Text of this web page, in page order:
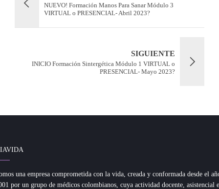
NUEVO! Formación Manos Para Sanar Módulo 3
VIRTUAL o PRESENCIAL- Abril 2023?
SIGUIENTE
INICIO Formación Sintergética Módulo 1 VIRTUAL o
PRESENCIAL- Mayo 2023?
una empresa comprometida con la vida, creada y conformada desde el
por un grupo de médicos colombianos, cuya actividad docente, asistencial e